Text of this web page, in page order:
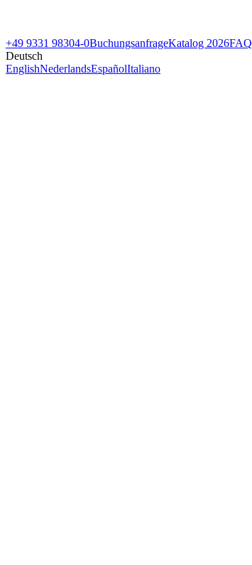
+49 9331 98304-0BuchungsanfrageKatalog 2026FAQ
Deutsch
EnglishNederlandsEspañolItaliano